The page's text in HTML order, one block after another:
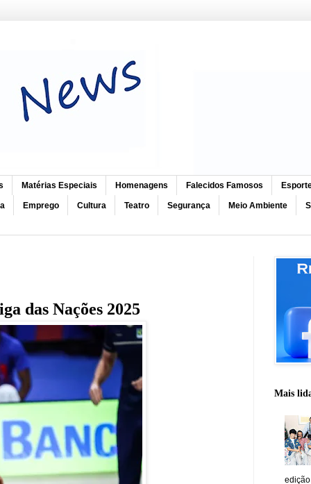
Matérias Especiais Homenagens Falecidos Famosos
Emprego Cultura Teatro Segurança Meio Ambiente
das Nações 2025
Mais